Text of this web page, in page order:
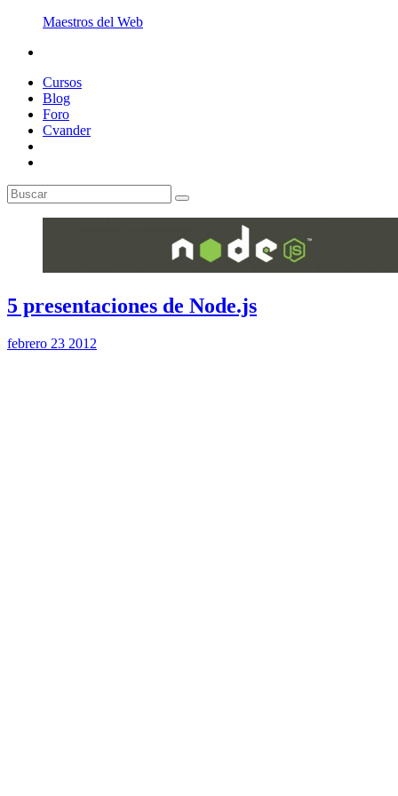
Maestros del Web
Cursos
Blog
Foro
Cvander
5 presentaciones de Node.js
febrero 23 2012